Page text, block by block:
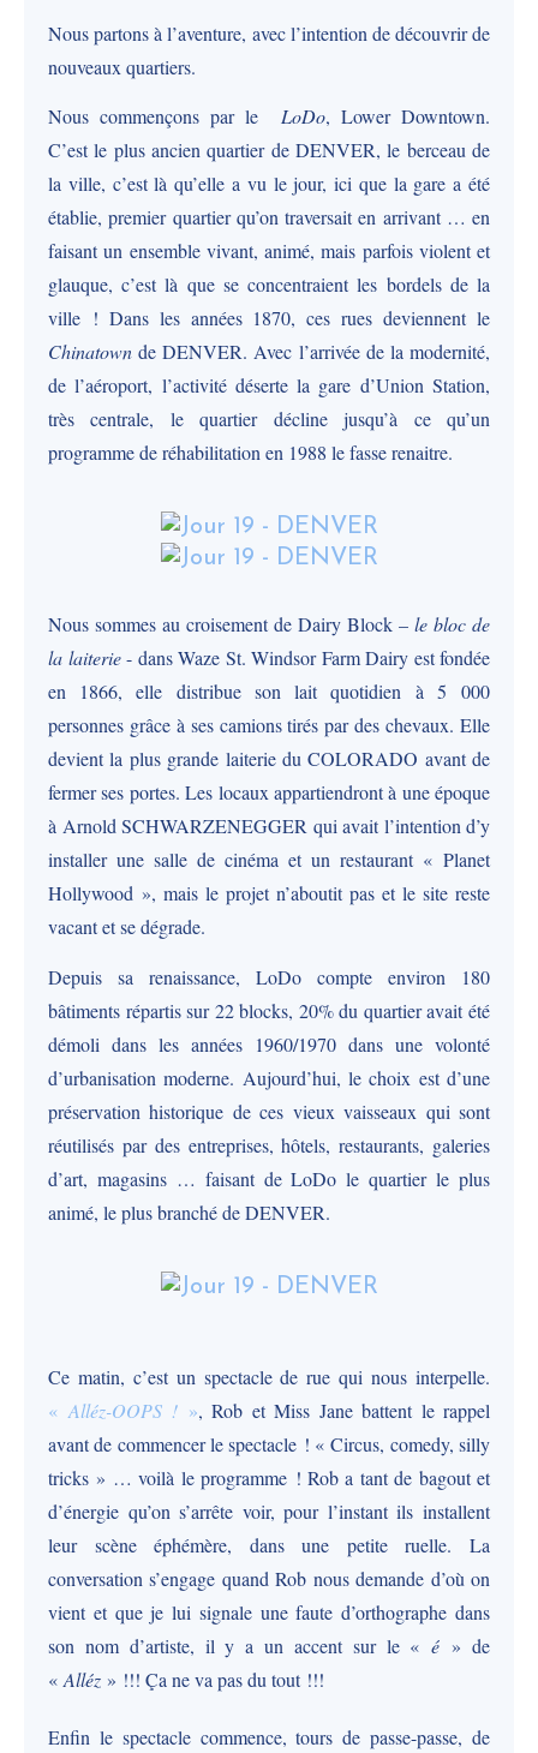
Nous partons à l’aventure, avec l’intention de découvrir de
nouveaux quartiers.
Nous commençons par le LoDo, Lower Downtown.
C’est le plus ancien quartier de DENVER, le berceau de
la ville, c’est là qu’elle a vu le jour, ici que la gare a été
établie, premier quartier qu’on traversait en arrivant … en
faisant un ensemble vivant, animé, mais parfois violent et
glauque, c’est là que se concentraient les bordels de la
ville ! Dans les années 1870, ces rues deviennent le
Chinatown de DENVER. Avec l’arrivée de la modernité,
de l’aéroport, l’activité déserte la gare d’Union Station,
très centrale, le quartier décline jusqu’à ce qu’un
programme de réhabilitation en 1988 le fasse renaitre.
Nous sommes au croisement de Dairy Block – le bloc de
la laiterie- dans Waze St. Windsor Farm Dairy est fondée
en 1866, elle distribue son lait quotidien à 5 000
personnes grâce à ses camions tirés par des chevaux. Elle
devient la plus grande laiterie du COLORADO avant de
fermer ses portes. Les locaux appartiendront à une époque
à Arnold SCHWARZENEGGER qui avait l’intention d’y
installer une salle de cinéma et un restaurant « Planet
Hollywood », mais le projet n’aboutit pas et le site reste
vacant et se dégrade.
Depuis sa renaissance, LoDo compte environ 180
bâtiments répartis sur 22 blocks, 20% du quartier avait été
démoli dans les années 1960/1970 dans une volonté
d’urbanisation moderne. Aujourd’hui, le choix est d’une
préservation historique de ces vieux vaisseaux qui sont
réutilisés par des entreprises, hôtels, restaurants, galeries
d’art, magasins … faisant de LoDo le quartier le plus
animé, le plus branché de DENVER.
Ce matin, c’est un spectacle de rue qui nous interpelle.
« Alléz-OOPS ! », Rob et Miss Jane battent le rappel
avant de commencer le spectacle ! « Circus, comedy, silly
tricks » … voilà le programme ! Rob a tant de bagout et
d’énergie qu’on s’arrête voir, pour l’instant ils installent
leur scène éphémère, dans une petite ruelle. La
conversation s’engage quand Rob nous demande d’où on
vient et que je lui signale une faute d’orthographe dans
son nom d’artiste, il y a un accent sur le «é » de
« Alléz » !!! Ça ne va pas du tout !!!
Enfin le spectacle commence, tours de passe-passe, de